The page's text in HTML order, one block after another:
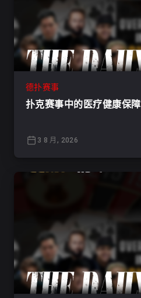
德扑赛事
扑克赛事中的医疗健康保障
3 8 月, 2026